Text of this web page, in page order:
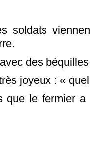
soldats
des
joyeux : «
que le fermier